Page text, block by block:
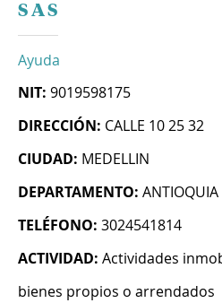
S A S
Ayuda
NIT: 9019598175
DIRECCIÓN: CALLE 10 25 32
CIUDAD: MEDELLIN
DEPARTAMENTO: ANTIOQUIA
TELÉFONO: 3024541814
ACTIVIDAD: Actividades
bienes propios o arrendados